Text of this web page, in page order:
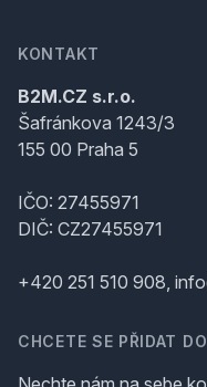
KONTAKT
B2M.CZ s.r.o.
Šafránkova 1243/3
155 00 Praha 5
IČO: 27455971
DIČ: CZ27455971
+420 251 510 908,
CHCETE SE PŘIDAT